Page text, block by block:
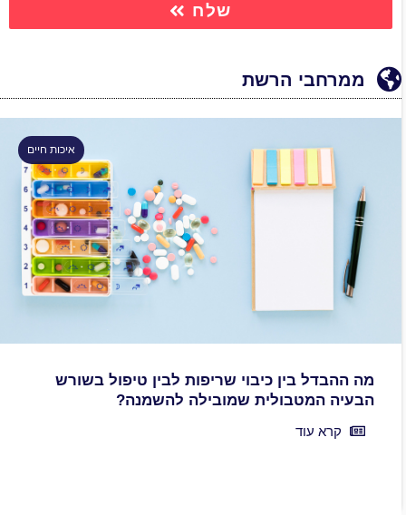
שלח
ממרחבי הרשת
איכות חיים
מה ההבדל בין כיבוי שריפות לבין טיפול בשורש
הבעיה המטבולית שמובילה להשמנה?
קרא עוד